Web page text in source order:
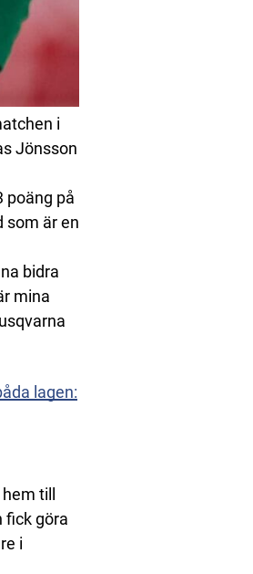
i
Jönsson
poäng på
som är en
bidra
mina
lagen:
till
fick göra
i